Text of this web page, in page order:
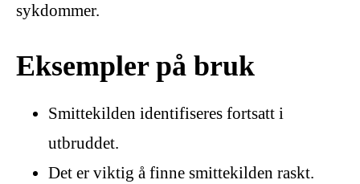
sykdommer.
Eksempler på bruk
Smittekilden identifiseres fortsatt i
utbruddet.
Det er viktig å finne smittekilden raskt.